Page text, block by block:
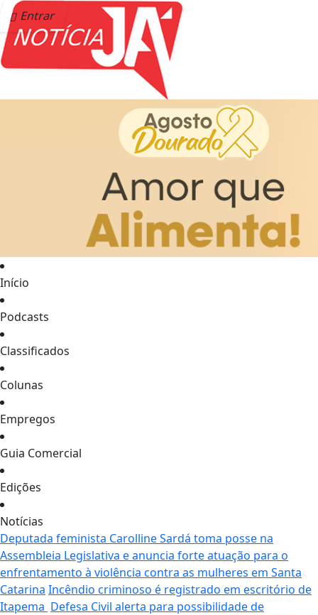
Entrar
Início
Podcasts
Classificados
Colunas
Empregos
Guia Comercial
Edições
Notícias
Deputada feminista Carolline Sardá toma posse na
Assembleia Legislativa e anuncia forte atuação para o
enfrentamento à violência contra as mulheres em Santa
Catarina Incêndio criminoso é registrado em escritório de
Itapema Defesa Civil alerta para possibilidade de